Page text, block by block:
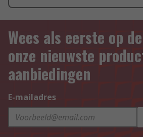
Wees als eerste op
onze nieuwste
aanbiedingen
E-mailadres